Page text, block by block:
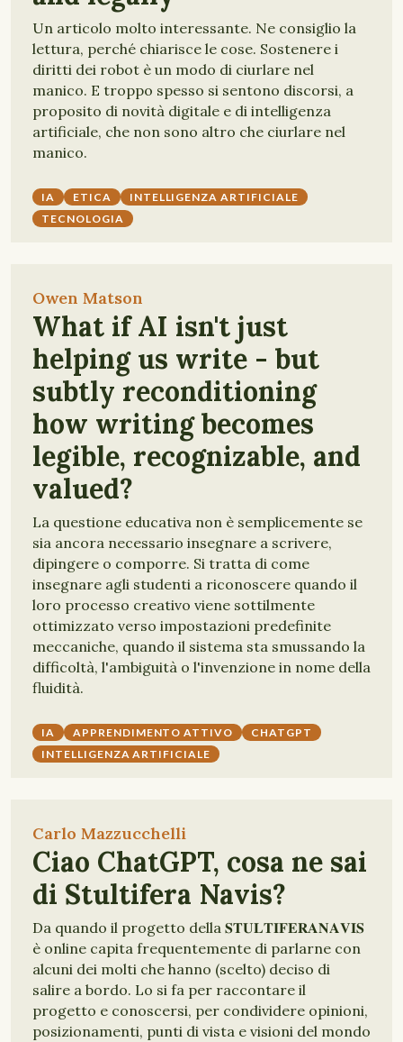
Un articolo molto interessante. Ne consiglio la
lettura, perché chiarisce le cose. Sostenere i
diritti dei robot è un modo di ciurlare nel
manico. E troppo spesso si sentono discorsi, a
proposito di novità digitale e di intelligenza
artificiale, che non sono altro che ciurlare nel
manico.
IA ETICA
INTELLIGENZA ARTIFICIALE
TECNOLOGIA
Owen Matson
What if AI isn't just
helping us write - but
subtly reconditioning
how writing becomes
legible, recognizable, and
valued?
La questione educativa non è semplicemente se
sia ancora necessario insegnare a scrivere,
dipingere o comporre. Si tratta di come
insegnare agli studenti a riconoscere quando il
loro processo creativo viene sottilmente
ottimizzato verso impostazioni predefinite
meccaniche, quando il sistema sta smussando la
difficoltà, l'ambiguità o l'invenzione in nome della
fluidità.
IA APPRENDIMENTO ATTIVO
CHATGPT
INTELLIGENZA ARTIFICIALE
Carlo Mazzucchelli
Ciao ChatGPT, cosa ne sai
di Stultifera Navis?
Da quando il progetto della 𝐒𝐓𝐔𝐋𝐓𝐈𝐅𝐄𝐑𝐀𝐍𝐀𝐕𝐈𝐒
è online capita frequentemente di parlarne con
alcuni dei molti che hanno (scelto) deciso di
salire a bordo. Lo si fa per raccontare il
progetto e conoscersi, per condividere opinioni,
posizionamenti, punti di vista e visioni del mondo